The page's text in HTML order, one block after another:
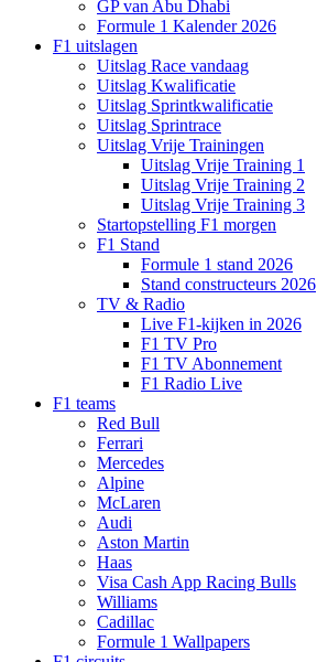
GP van Abu Dhabi
Formule 1 Kalender 2026
F1 uitslagen
Uitslag Race vandaag
Uitslag Kwalificatie
Uitslag Sprintkwalificatie
Uitslag Sprintrace
Uitslag Vrije Trainingen
Uitslag Vrije Training 1
Uitslag Vrije Training 2
Uitslag Vrije Training 3
Startopstelling F1 morgen
F1 Stand
Formule 1 stand 2026
Stand constructeurs 2026
TV & Radio
Live F1-kijken in 2026
F1 TV Pro
F1 TV Abonnement
F1 Radio Live
F1 teams
Red Bull
Ferrari
Mercedes
Alpine
McLaren
Audi
Aston Martin
Haas
Visa Cash App Racing Bulls
Williams
Cadillac
Formule 1 Wallpapers